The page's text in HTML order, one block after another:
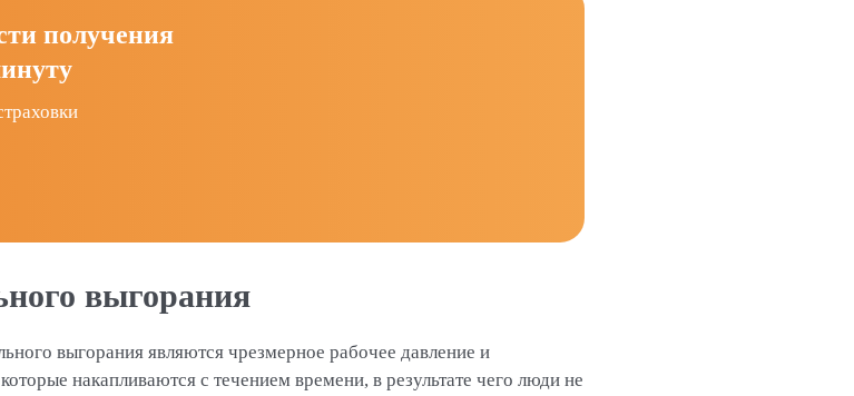
получения
выгорания
выгорания являются чрезмерное рабочее давление и
накапливаются с течением времени, в результате чего люди не